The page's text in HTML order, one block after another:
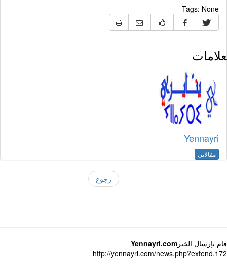
Tags:None
Yennayri
مقالاتي
رجوع
بإرسال الخبرYennayri.com
http://yennayri.com/